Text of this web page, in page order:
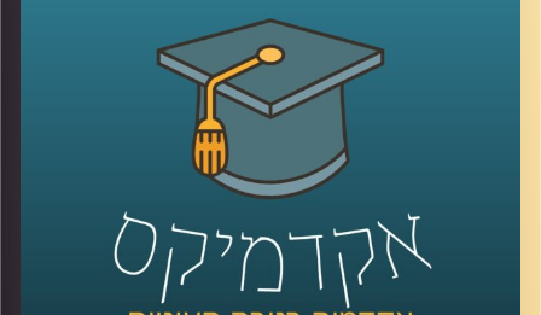
אז איך מתמודדים עם כל הדבר הזה? יש ענף בשם פסיכולוגיה
חיובית שעוזר לתת מענה
אז כדי לצלול לתוך הנושא ואיך אנחנו יכולים ליישם את
הפסיכולוגיה החיובית בחיינו, הצטרפה אלינו ד״ר עדית זכאי
אור, מנכ״לית מרכז מיטיב לפסיכולוגיה חיובית באוניברסיטת
קרדיט תמונות:
AudioVersity